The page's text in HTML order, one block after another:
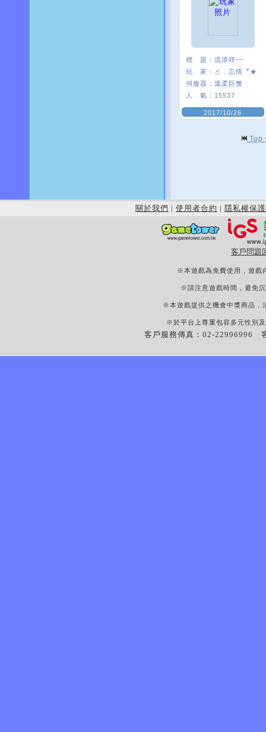
標 題： 流浪咩~~
玩 家：
〥﹑忘情〞★
伺服器： 溫柔巨蟹
人 氣： 15537
2017/10/26
Top
關於我們 | 使用者合約 | 隱私權保護
客戶問題
※本遊戲為免費使用，遊戲
※請注意遊戲時間，避免
※本遊戲提供之機會中獎商品，
※於平台上尊重包容多元性別
客戶服務傳真：02-22996996